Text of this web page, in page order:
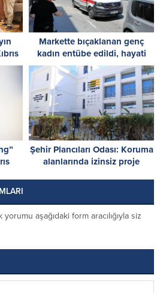
Markette bıçaklanan genç
kadın entübe edildi, hayati
tehlikesi sürüyor
Şehir Plancıları Odası: Koruma
alanlarında izinsiz proje
aşağıdaki form aracılığıyla siz